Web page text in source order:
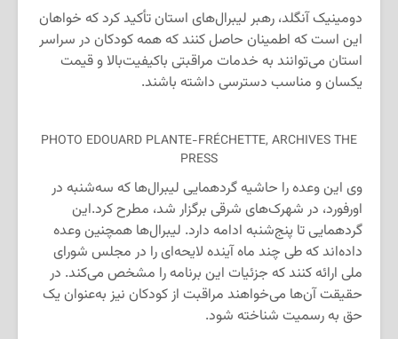
دومینیک آنگلد، رهبر لیبرال‌های استان تأکید کرد که خواهان
این است که اطمینان حاصل کنند که همه کودکان در سراسر
استان می‌توانند به خدمات مراقبتی باکیفیت‌بالا و قیمت
یکسان و مناسب دسترسی داشته باشند.
PHOTO EDOUARD PLANTE-FRÉCHETTE, ARCHIVES THE
PRESS
وی این وعده را حاشیه گردهمایی لیبرال‌ها که سه‌شنبه در
اورفورد، در شهرک‌های شرقی برگزار شد، مطرح کرد.این
گردهمایی تا پنج‌شنبه ادامه دارد. لیبرال‌ها همچنین وعده
داده‌اند که طی چند ماه آینده لایحه‌ای را در مجلس شورای
ملی ارائه کنند که جزئیات این برنامه را مشخص می‌کند. در
حقیقت آن‌ها می‌خواهند مراقبت از کودکان نیز به‌عنوان یک
حق به رسمیت شناخته شود.